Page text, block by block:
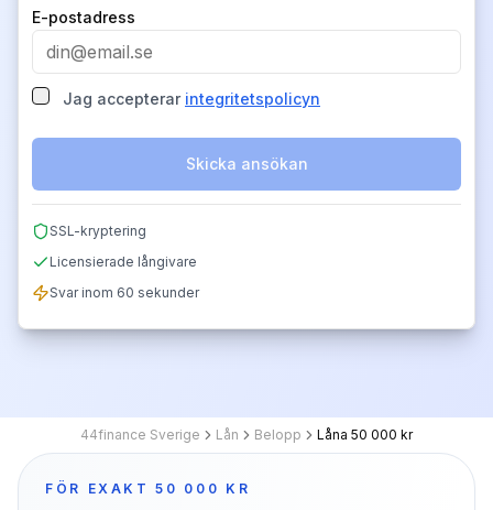
E-postadress
Jag accepterar integritetspolicyn
Skicka ansökan
SSL-kryptering
Licensierade långivare
Svar inom 60 sekunder
44finance Sverige Lån Belopp Låna 50 000 kr
FÖR EXAKT 50 000 KR